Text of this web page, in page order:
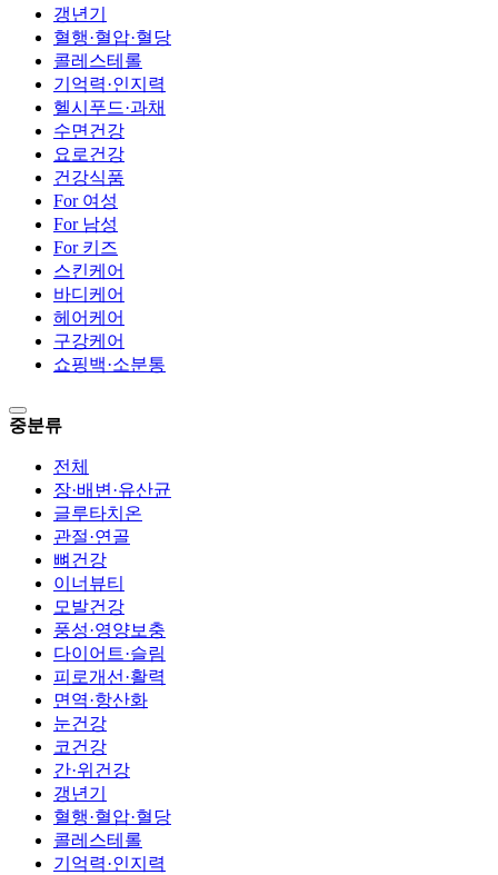
갱년기
혈행·혈압·혈당
콜레스테롤
기억력·인지력
헬시푸드·과채
수면건강
요로건강
건강식품
For 여성
For 남성
For 키즈
스킨케어
바디케어
헤어케어
구강케어
쇼핑백·소분통
중분류
전체
장·배변·유산균
글루타치온
관절·연골
뼈건강
이너뷰티
모발건강
풍성·영양보충
다이어트·슬림
피로개선·활력
면역·항산화
눈건강
코건강
간·위건강
갱년기
혈행·혈압·혈당
콜레스테롤
기억력·인지력